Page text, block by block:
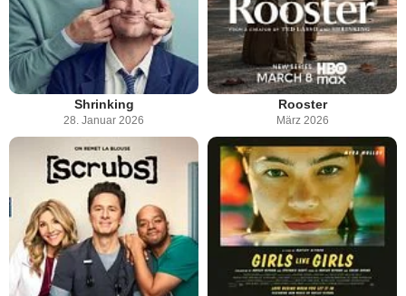
Shrinking
28. Januar 2026
Rooster
März 2026